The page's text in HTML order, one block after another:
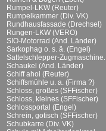
Rumpel-LKW (Reuter)
Rumpelkammer (Div. VK)
Rundhausfassade (Drechsel)
Rungen-LKW (VERO)
SIO-Motorrad (And. Länder)
Sarkophag o. s. ä. (Engel)
Sattelschlepper-
Schaukel (And. Länder)
Schiff ahoi (Reuter)
Schiffsmühle u. a. (Firma ?)
Schloss, großes (SFFischer)
Schloss, kleines (SFFischer)
Schlossportal (Engel)
Schrein, gotisch (SFFischer)
Schubkarre (Div. VK)